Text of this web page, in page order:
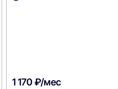
1 170 ₽/мес